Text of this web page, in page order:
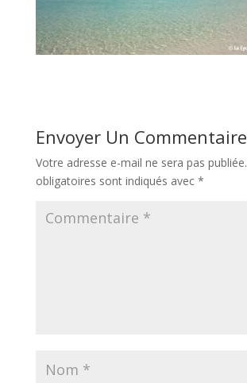
Envoyer Un Commentaire
Votre adresse e-mail ne sera pas publiée.
obligatoires sont indiqués avec *